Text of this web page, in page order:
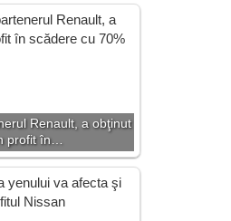
Renault, a obţinut
profit în…